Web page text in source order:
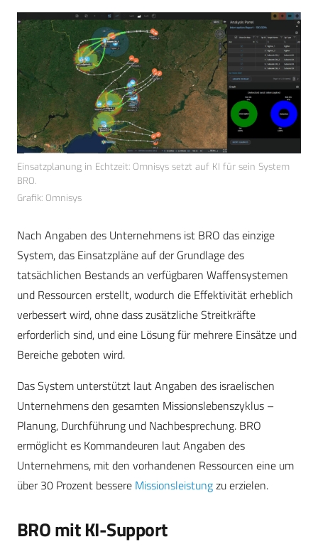
Einsatzplanung in Echtzeit: Omnisys setzt auf KI für sein System
BRO.
Grafik: Omnisys
Nach Angaben des Unternehmens ist BRO das einzige
System, das Einsatzpläne auf der Grundlage des
tatsächlichen Bestands an verfügbaren Waffensystemen
und Ressourcen erstellt, wodurch die Effektivität erheblich
verbessert wird, ohne dass zusätzliche Streitkräfte
erforderlich sind, und eine Lösung für mehrere Einsätze und
Bereiche geboten wird.
Das System unterstützt laut Angaben des israelischen
Unternehmens den gesamten Missionslebenszyklus –
Planung, Durchführung und Nachbesprechung. BRO
ermöglicht es Kommandeuren laut Angaben des
Unternehmens, mit den vorhandenen Ressourcen eine um
über 30 Prozent bessere Missionsleistungzu erzielen.
BRO mit KI-Support